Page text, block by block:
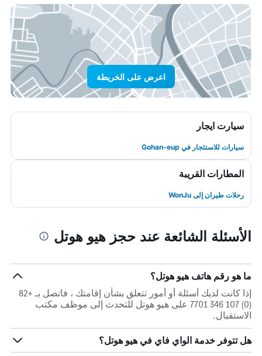
اعرض على الخريطة
سيارت ايجار
سيارات للاستئجار في Gohan-eup
المطارات القريبة
رحلات طيران إلى WonJu
الأسئلة الشائعة عند حجز هيو هوتل
ما هو رقم هاتف هيو هوتل؟
إذا كانت لديك أسئلة أو أمور تتعلق بشأن إقامتك ، فاتصل بـ +82
(0) 107 346 7701 على هيو هوتل للتحدث إلى موظف مكتب
الاستقبال.
هل تتوفر خدمة الواي فاي في هيو هوتل؟